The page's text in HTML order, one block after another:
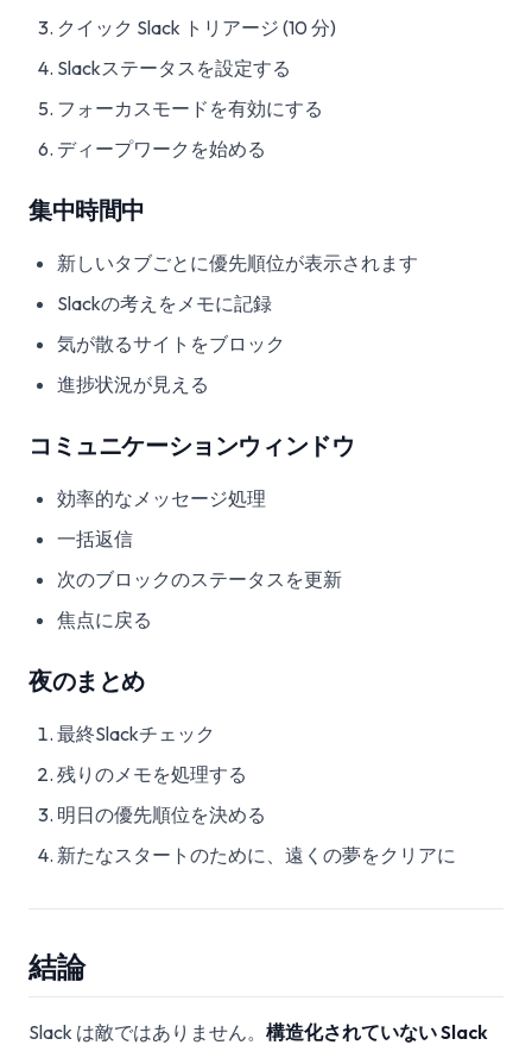
クイック Slack トリアージ (10 分)
Slackステータスを設定する
フォーカスモードを有効にする
ディープワークを始める
集中時間中
新しいタブごとに優先順位が表示されます
Slackの考えをメモに記録
気が散るサイトをブロック
進捗状況が見える
コミュニケーションウィンドウ
効率的なメッセージ処理
一括返信
次のブロックのステータスを更新
焦点に戻る
夜のまとめ
最終Slackチェック
残りのメモを処理する
明日の優先順位を決める
新たなスタートのために、遠くの夢をクリアに
結論
Slack は敵ではありません。 構造化されていない Slack